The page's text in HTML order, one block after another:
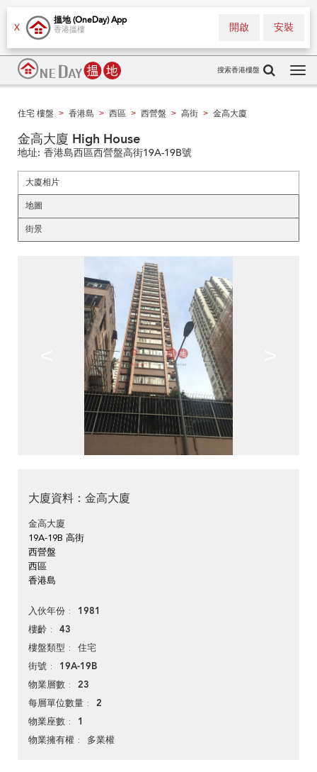
X
搵地 (OneDay) App
香港搵樓 安裝
開啟
搜索香港樓盤
住宅 樓盤 > 香港島 > 西區 > 西營盤 > 高街 > 金高大廈
金高大廈 High House
地址: 香港島西區西營盤高街19A-19B號
大廈相片
地圖
街景
大廈資料：金高大廈
金高大廈
19A-19B 高街
西營盤
西區
香港島
入伙年份 1981
樓齡 43
樓盤類型 住宅
街號 19A-19B
物業層數 23
每層單位數量 2
物業座數 1
物業擁有權 多業權